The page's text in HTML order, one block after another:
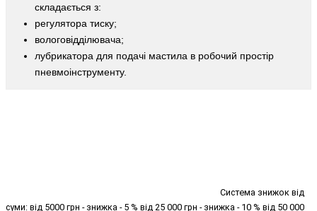
складається з:
регулятора тиску;
вологовідділювача;
лубрикатора для подачі мастила в робочий простір
пневмоінструменту.
Система знижок від
суми: від 5000 грн - знижка - 5 % від 25 000 грн - знижка - 10 % від 50 000